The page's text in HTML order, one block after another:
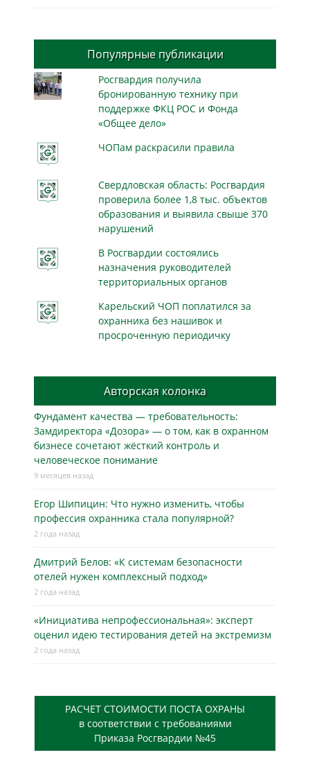
Популярные публикации
Росгвардия получила
бронированную технику при
поддержке ФКЦ РОС и Фонда
«Общее дело»
ЧОПам раскрасили правила
Свердловская область: Росгвардия
проверила более 1,8 тыс. объектов
образования и выявила свыше 370
нарушений
В Росгвардии состоялись
назначения руководителей
территориальных органов
Карельский ЧОП поплатился за
охранника без нашивок и
просроченную периодичку
Авторская колонка
Фундамент качества — требовательность:
Замдиректора «Дозора» — о том, как в охранном
бизнесe сочетают жёсткий контроль и
человеческое понимание
9 месяцев назад
Егор Шипицин: Что нужно изменить, чтобы
профессия охранника стала популярной?
2 года назад
Дмитрий Белов: «К системам безопасности
отелей нужен комплексный подход»
2 года назад
«Инициатива непрофессиональная»: эксперт
оценил идею тестирования детей на экстремизм
2 года назад
РАСЧЕТ СТОИМОСТИ ПОСТА ОХРАНЫ
в соответствии с требованиями
Приказа Росгвардии №45